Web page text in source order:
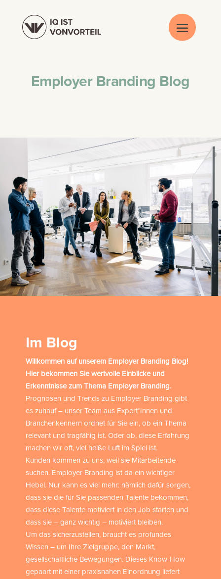
Employer Branding Blog
Im Blog
Willkommen auf unserem Employer Branding Blog!
Hier bekommen Sie wertvolle Einblicke und
Erkenntnisse zum Thema Employer Branding.
Prognosen und Trends zu Employer Branding gibt
es zuhauf – unser Team aus Expert*Innen und
Branchenkennern ordnet für Sie ein, ob ein Thema
relevant und tragfähig ist. Oder ob, diese Erfahrung
machen wir oft, viel heiße Luft im Spiel ist.
Kunden kommen zu uns, weil sie Mitarbeitende
suchen. Employer Branding ist da ein wichtiger
Hebel. Nur kann es viel mehr: nämlich dafür sorgen,
dass sie die für Sie passenden Talente bekommen,
dass diese Talente motiviert in den Job starten und
dass sie – ganz wichtig – motiviert bleiben.
Um das sicherzustellen, braucht es profundes
Wissen – um Ihre Zielgruppe, den Markt,
gesellschaftliche Bewegungen. Dieses Know-How
gepaart mit einer praxisnahen Einordnung liefert